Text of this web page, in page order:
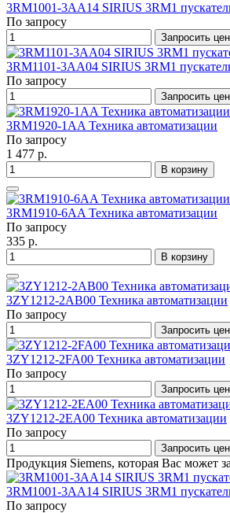
3RM1001-3AA14 SIRIUS 3RM1
По запросу
Запросить
3RM1101-3AA04 SIRIUS 3RM1
По запросу
Запросить
3RM1920-1AA Техника автоматизации
По запросу
1 477 р.
В корзину
3RM1910-6AA Техника автоматизации
По запросу
335 р.
В корзину
3ZY1212-2AB00 Техника автоматизации
По запросу
Запросить
3ZY1212-2FA00 Техника автоматизации
По запросу
Запросить
3ZY1212-2EA00 Техника автоматизации
По запросу
Запросить
Продукция Siemens, которая Вас может
3RM1001-3AA14 SIRIUS 3RM1
По запросу